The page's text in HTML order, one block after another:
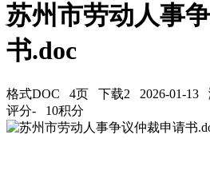
苏州市劳动人事
书.doc
格式DOC 4页 下载2 2026-01-13
评分- 10积分